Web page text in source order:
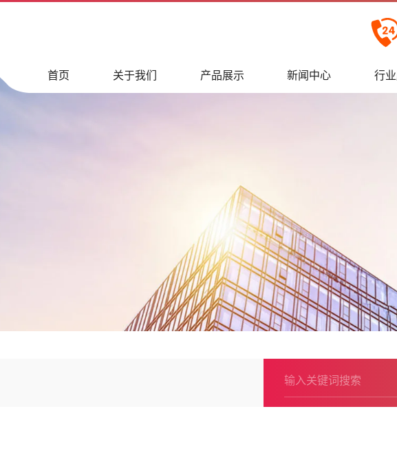
首页 关于我们 产品展示 新闻中心 行